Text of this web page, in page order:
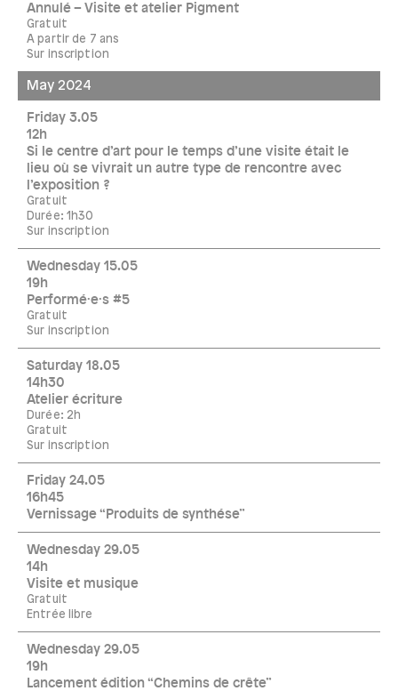
Annulé – Visite et atelier Pigment
Gratuit
A partir de 7 ans
Sur inscription
May 2024
Friday 3.05
12h
Si le centre d’art pour le temps d’une visite était le
lieu où se vivrait un autre type de rencontre avec
l’exposition ?
Gratuit
Durée: 1h30
Sur inscription
Wednesday 15.05
19h
Performé·e·s #5
Gratuit
Sur inscription
Saturday 18.05
14h30
Atelier écriture
Durée: 2h
Gratuit
Sur inscription
Friday 24.05
16h45
Vernissage “Produits de synthése”
Wednesday 29.05
14h
Visite et musique
Gratuit
Entrée libre
Wednesday 29.05
19h
Lancement édition “Chemins de crête”